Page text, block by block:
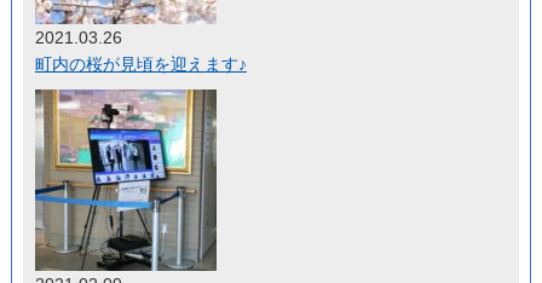
2021.03.26
町内の桜が見頃を迎えます♪